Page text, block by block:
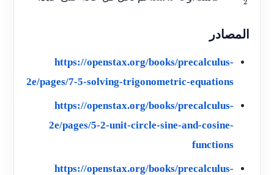
المصادر
https://openstax.org/books/precalculus-
2e/pages/7-5-solving-trigonometric-equations
https://openstax.org/books/precalculus-
2e/pages/5-2-unit-circle-sine-and-cosine-
functions
https://openstax.org/books/precalculus-